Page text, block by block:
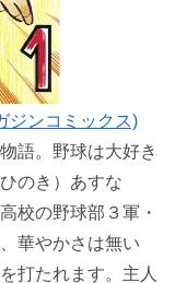
ジンコミックス)
語。野球は大好き
のき）あすな
校の野球部３軍・
華やかさは無い
打たれます。主人